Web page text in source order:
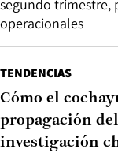
segundo trimestre,
operacionales
TENDENCIAS
Cómo el
propagación
investigación